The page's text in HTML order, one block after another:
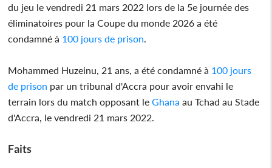
du jeu le vendredi 21 mars 2022 lors de la 5e journée des
éliminatoires pour la Coupe du monde 2026 a été
condamné à 100 jours de prison
Mohammed Huzeinu, 21 ans, a été condamné à 100 jours
de prison par un tribunal d'Accra pour avoir envahi le
terrain lors du match opposant leGhana au Tchad au Stade
d'Accra, le vendredi 21 mars 2022.
Faits